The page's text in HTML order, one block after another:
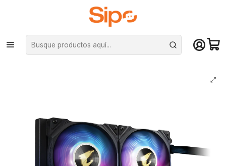
¡Compra hasta mediodía y recibe hoy! De lunes a sábado en el gran
Santiago. Envío gratis desde $29.990
Inicio Componentes PC Cooler CPU Refrigeración líquida
Refrigeración Aorus Waterforce X 240, 240mm, Intel/AMD, ARGB